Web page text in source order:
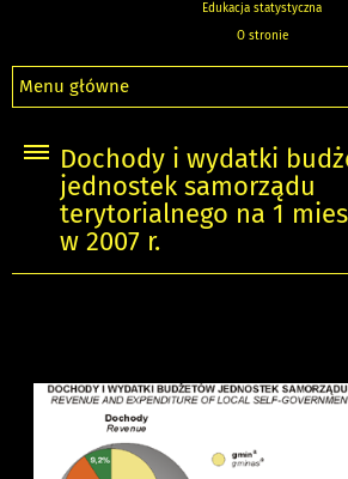
Edukacja statystyczna
O stronie
Menu główne
Dochody i wydatki
jednostek samorządu
terytorialnego na 1
w 2007 r.